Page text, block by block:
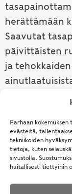
Parhaan
evästeitä,
tekniikoiden
tietoja, kuten
sivustolla.
haitallisesti tiettyihin
herättämään
Saavutat
päivittäisten
ja
Tutustu